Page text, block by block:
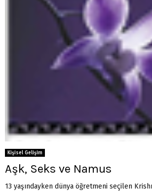
Kişisel Gelişim
Aşk, Seks ve Namus
13 yaşındayken dünya öğretmeni seçilen